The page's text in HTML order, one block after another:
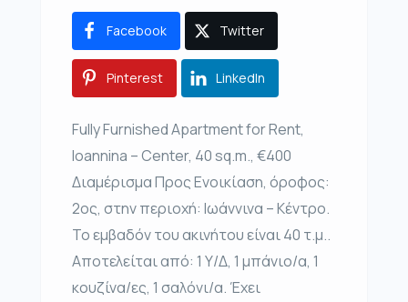
Facebook Twitter
Pinterest LinkedIn
Fully Furnished Apartment for Rent,
Ioannina – Center, 40 sq.m., €400
Διαμέρισμα Προς Ενοικίαση, όροφος:
2ος, στην περιοχή: Ιωάννινα – Κέντρο.
Το εμβαδόν του ακινήτου είναι 40 τ.μ..
Αποτελείται από: 1 Υ/Δ, 1 μπάνιο/α, 1
κουζίνα/ες, 1 σαλόνι/α. Έχει